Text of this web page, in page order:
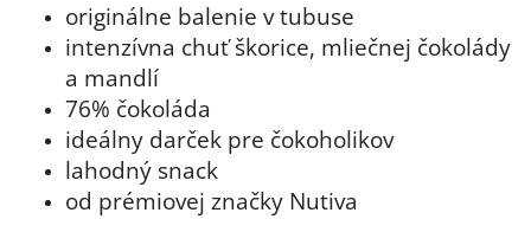
originálne balenie v tubuse
intenzívna chuť škorice, mliečnej čokolády
a mandlí
76% čokoláda
ideálny darček pre čokoholikov
lahodný snack
od prémiovej značky Nutiva